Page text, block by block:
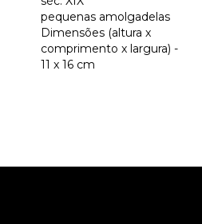
pequenas amolgadelas
Dimensões (altura x
comprimento x largura) -
11 x 16 cm